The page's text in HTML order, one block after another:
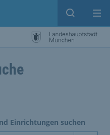
Suche
Einrichtungen suchen